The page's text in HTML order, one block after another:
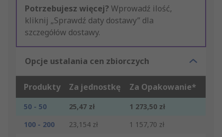
Potrzebujesz więcej? Wprowadź ilość,
kliknij „Sprawdź daty dostawy” dla
szczegółów dostawy.
Opcje ustalania cen zbiorczych
Produkty Za jednostkę Za Opakowanie*
50 - 50 25,47 zł
1 273,50 zł
100 - 200
23,154 zł
1 157,70 zł